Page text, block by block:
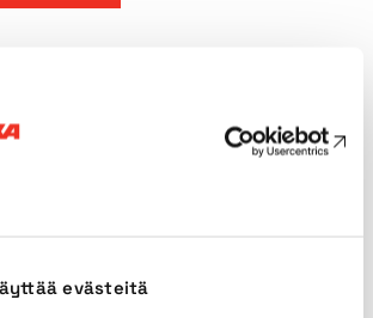
evästeitä